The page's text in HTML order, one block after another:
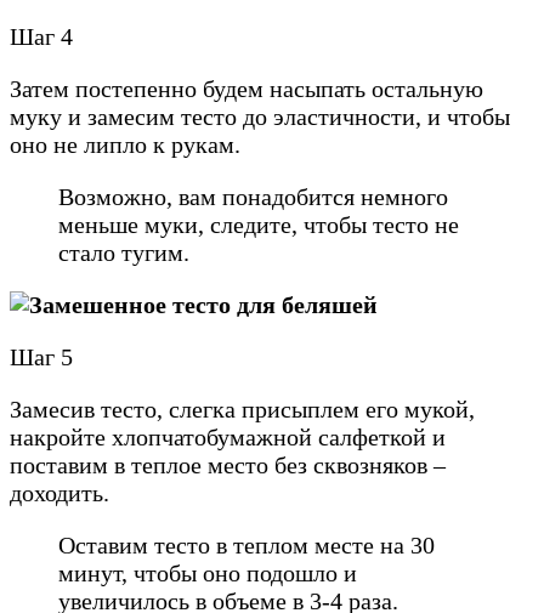
Шаг 4
Затем постепенно будем насыпать остальную
муку и замесим тесто до эластичности, и чтобы
оно не липло к рукам.
Возможно, вам понадобится немного
меньше муки, следите, чтобы тесто не
стало тугим.
Шаг 5
Замесив тесто, слегка присыплем его мукой,
накройте хлопчатобумажной салфеткой и
поставим в теплое место без сквозняков –
доходить.
Оставим тесто в теплом месте на 30
минут, чтобы оно подошло и
увеличилось в объеме в 3-4 раза.